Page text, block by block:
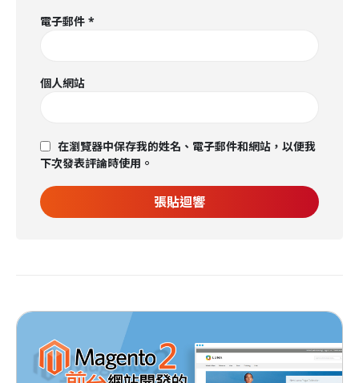
電子郵件 *
個人網站
在瀏覽器中保存我的姓名、電子郵件和網站，以便我
下次發表評論時使用。